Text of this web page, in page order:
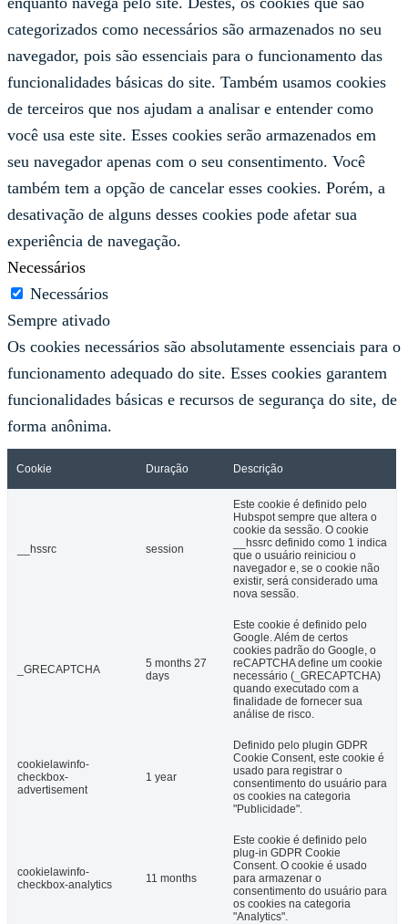
categorizados como necessários são armazenados no seu
navegador, pois são essenciais para o funcionamento das
funcionalidades básicas do site. Também usamos cookies
de terceiros que nos ajudam a analisar e entender como
você usa este site. Esses cookies serão armazenados em
seu navegador apenas com o seu consentimento. Você
também tem a opção de cancelar esses cookies. Porém, a
desativação de alguns desses cookies pode afetar sua
experiência de navegação.
Necessários
Necessários
Sempre ativado
Os cookies necessários são absolutamente essenciais para o
funcionamento adequado do site. Esses cookies garantem
funcionalidades básicas e recursos de segurança do site, de
forma anônima.
Cookie Duração Descrição
__hssrc session
Este cookie é definido pelo
Hubspot sempre que altera o
cookie da sessão. O cookie
__hssrc definido como 1 indica
que o usuário reiniciou o
navegador e, se o cookie não
existir, será considerado uma
nova sessão.
_GRECAPTCHA
5 months 27
days
Este cookie é definido pelo
Google. Além de certos
cookies padrão do Google, o
reCAPTCHA define um cookie
necessário (_GRECAPTCHA)
quando executado com a
finalidade de fornecer sua
análise de risco.
cookielawinfo-
checkbox-
advertisement
1 year
Definido pelo plugin GDPR
Cookie Consent, este cookie é
usado para registrar o
consentimento do usuário para
os cookies na categoria
"Publicidade".
cookielawinfo-
checkbox-analytics
11 months
Este cookie é definido pelo
plug-in GDPR Cookie
Consent. O cookie é usado
para armazenar o
consentimento do usuário para
os cookies na categoria
"Analytics".